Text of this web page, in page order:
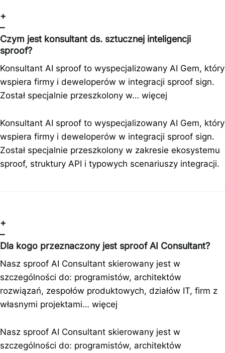
+
–
Czym jest konsultant ds. sztucznej inteligencji
sproof?
Konsultant AI sproof to wyspecjalizowany AI Gem, który
wspiera firmy i deweloperów w integracji sproof sign.
Został specjalnie przeszkolony w… więcej
Konsultant AI sproof to wyspecjalizowany AI Gem, który
wspiera firmy i deweloperów w integracji sproof sign.
Został specjalnie przeszkolony w zakresie ekosystemu
sproof, struktury API i typowych scenariuszy integracji.
+
–
Dla kogo przeznaczony jest sproof AI Consultant?
Nasz sproof AI Consultant skierowany jest w
szczególności do: programistów, architektów
rozwiązań, zespołów produktowych, działów IT, firm z
własnymi projektami… więcej
Nasz sproof AI Consultant skierowany jest w
szczególności do: programistów, architektów